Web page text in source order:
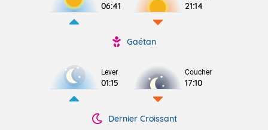
06:41 21:14
Gaétan
Lever
01:15
Coucher
17:10
Dernier Croissant